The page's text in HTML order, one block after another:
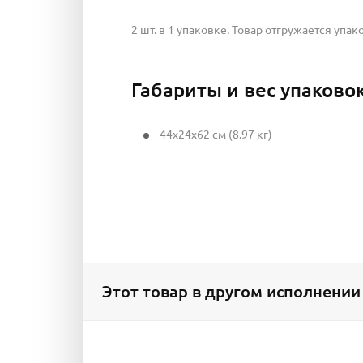
2 шт. в 1 упаковке. Товар отгружается
Габариты и вес
44x24x62 см (8.97 кг)
Этот товар в другом исполнении